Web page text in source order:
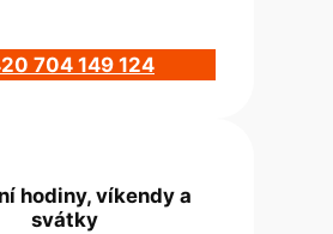
704 149 124
hodiny, víkendy a
svátky